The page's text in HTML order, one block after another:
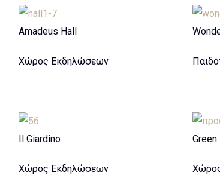
Amadeus Hall
Χώρος Εκδηλώσεων
Il Giardino
Χώρος Εκδηλώσεων
Green